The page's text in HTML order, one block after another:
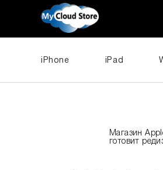
iPhone iPad
Магазин
готовит